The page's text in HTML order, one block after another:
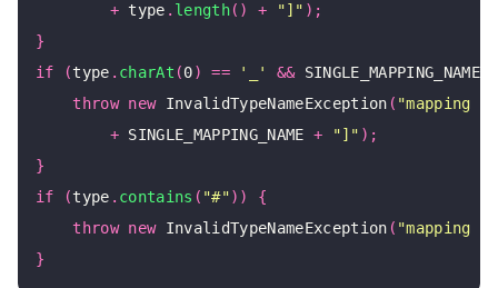
+ type . length() + "]" );
}
if
(type . charAt (0) == '_' && SINGLE_MAPPING_NAME
throw new InvalidTypeNameException ( "mapping
+ SINGLE_MAPPING_NAME + "]" );
}
if
(type . contains ( "#"))
{
throw new InvalidTypeNameException ( "mapping
}